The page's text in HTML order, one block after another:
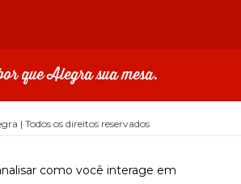
que Alegra sua mesa.
| Todos os direitos reservados
como você interage em